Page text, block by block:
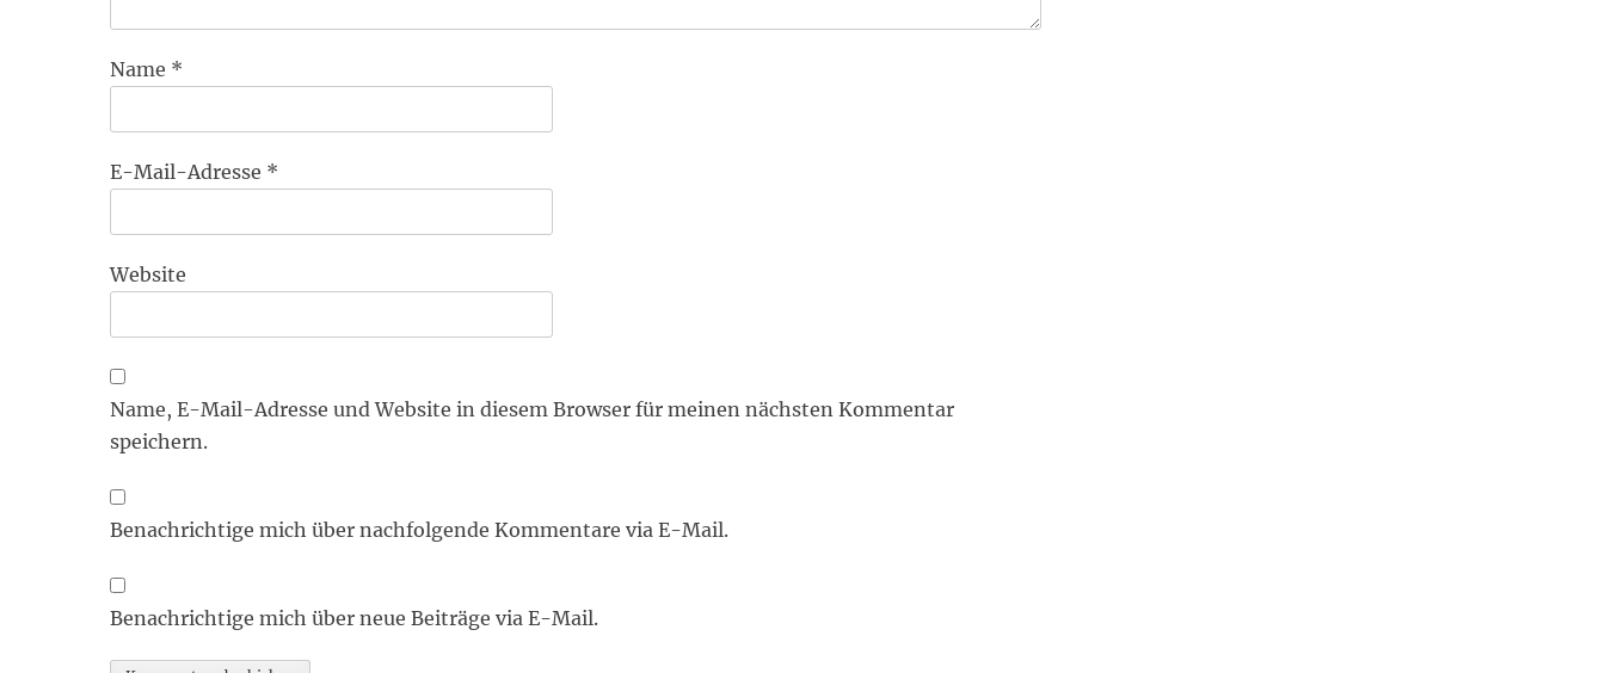
Name *
E-Mail-Adresse *
Website
Name, E-Mail-Adresse und Website in diesem Browser für meinen nächsten Kommentar
speichern.
Benachrichtige mich über nachfolgende Kommentare via E-Mail.
Benachrichtige mich über neue Beiträge via E-Mail.